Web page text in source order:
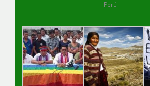
Perú